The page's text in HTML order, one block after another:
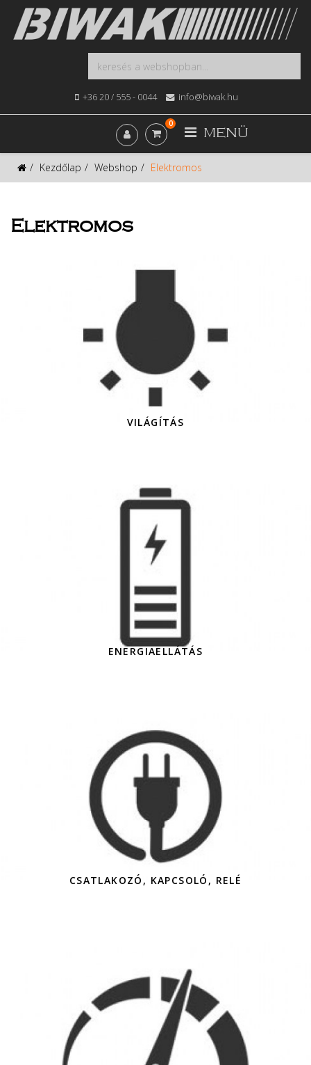
+36 20 / 555 - 0044 info@biwak.hu
MENÜ
0
Kezdőlap Webshop Elektromos
Elektromos
VILÁGÍTÁS
ENERGIAELLÁTÁS
CSATLAKOZÓ, KAPCSOLÓ, RELÉ